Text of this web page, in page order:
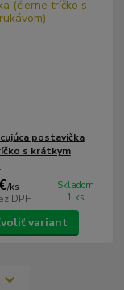
postavička
s krátkym
/ks
DPH
Skladom
1 ks
variant